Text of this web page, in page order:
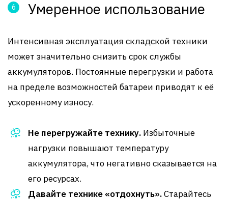
Умеренное использование
Интенсивная эксплуатация складской техники
может значительно снизить срок службы
аккумуляторов. Постоянные перегрузки и работа
на пределе возможностей батареи приводят к её
ускоренному износу.
Не перегружайте технику. Избыточные
нагрузки повышают температуру
аккумулятора, что негативно сказывается на
его ресурсах.
Давайте технике «отдохнуть».Старайтесь